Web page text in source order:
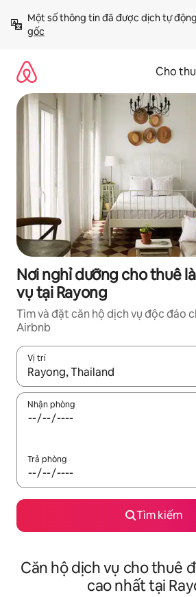
đến
Một số thông tin đã được dịch tự
gốc
Cho
Nơi nghỉ dưỡng cho thuê
vụ tại Rayong
Tìm và đặt căn hộ dịch vụ độc đáo
Airbnb
Vị trí
Khi có kết quả, hãy điều hướng bằng
Nhận phòng
Trả phòng
Tìm kiếm
Căn hộ dịch vụ cho thuê
cao nhất tại